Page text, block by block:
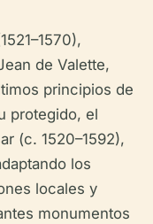
de Valette,
principios de
protegido, el
(c. 1520–1592),
los
locales y
monumentos